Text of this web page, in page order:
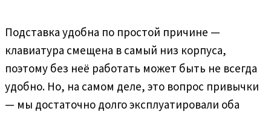
Подставка удобна по простой причине —
клавиатура смещена в самый низ корпуса,
поэтому без неё работать может быть не всегда
удобно. Но, на самом деле, это вопрос привычки
— мы достаточно долго эксплуатировали оба